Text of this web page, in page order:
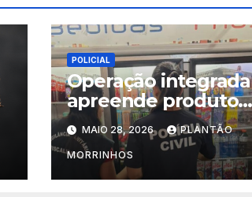
POLICIAL
Operação integrada
apreende produtos
vencidos e
impróprios para
consumo em
supermercado de
MAIO 28, 2026 PLANTÃO
MORRINHOS